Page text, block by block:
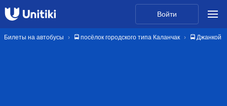
Войти
Билеты на автобусы 🚍 посёлок городского типа Каланчак 🚍 Джанкой